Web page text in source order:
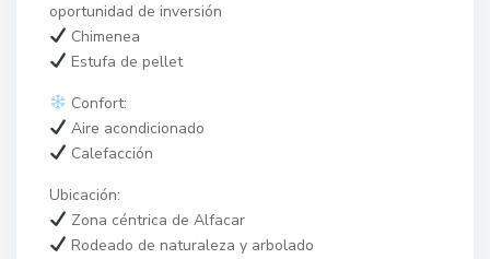
oportunidad de inversión
Chimenea
Estufa de pellet
Confort:
Aire acondicionado
Calefacción
Ubicación:
Zona céntrica de Alfacar
Rodeado de naturaleza y arbolado